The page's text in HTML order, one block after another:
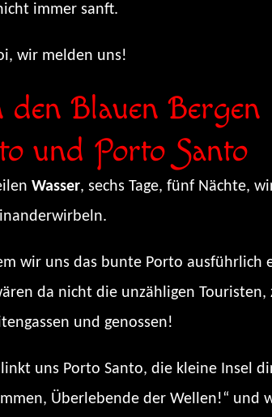
immer sanft.
wir melden uns!
den Blauen
und Porto Santo
Wasser, sechs Tage, fünf Nächte,
wir uns das bunte Porto
da nicht die unzähligen
und genossen!
uns Porto Santo, die kleine Insel
Überlebende der Wellen!“ und